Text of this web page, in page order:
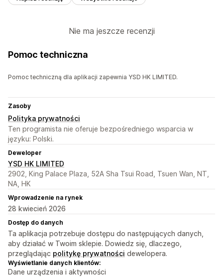
Nie ma jeszcze recenzji
Pomoc techniczna
Pomoc techniczną dla aplikacji zapewnia YSD HK LIMITED.
Zasoby
Polityka prywatności
Ten programista nie oferuje bezpośredniego wsparcia w
języku: Polski.
Deweloper
YSD HK LIMITED
2902, King Palace Plaza, 52A Sha Tsui Road, Tsuen Wan, NT,
NA, HK
Wprowadzenie na rynek
28 kwiecień 2026
Dostęp do danych
Ta aplikacja potrzebuje dostępu do następujących danych,
aby działać w Twoim sklepie. Dowiedz się, dlaczego,
przeglądając politykę prywatności dewelopera.
Wyświetlanie danych klientów:
Dane urządzenia i aktywności